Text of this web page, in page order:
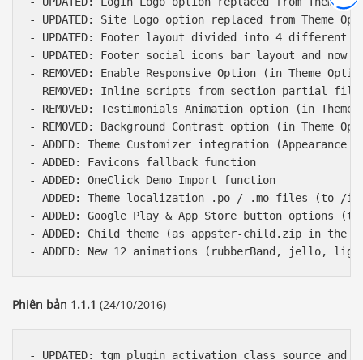
- UPDATED: Site Logo option replaced from Theme
- UPDATED: Footer layout divided into 4 different
- UPDATED: Footer social icons bar layout and
- REMOVED: Enable Responsive Option (in Theme
- REMOVED: Inline scripts from section partial
- REMOVED: Testimonials Animation option (in
- REMOVED: Background Contrast option (in Theme
- ADDED: Theme Customizer integration (Appearance
- ADDED: Favicons fallback function
- ADDED: OneClick Demo Import function
- ADDED: Theme localization .po / .mo files (to /
- ADDED: Google Play & App Store button options (to
- ADDED: Child theme (as appster-child.zip in the
Phiên bản 1.1.1 (24/10/2016)